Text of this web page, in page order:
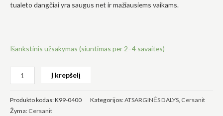
tualeto dangčiai yra saugus net ir mažiausiems vaikams.
Išankstinis užsakymas (siuntimas per 2–4 savaites)
Į krepšelį
Produkto kodas:K99-0400 Kategorijos:ATSARGINĖS DALYS Cersanit
Žyma: Cersanit
yra
Jie
reikalingi,
kad
veiktų.